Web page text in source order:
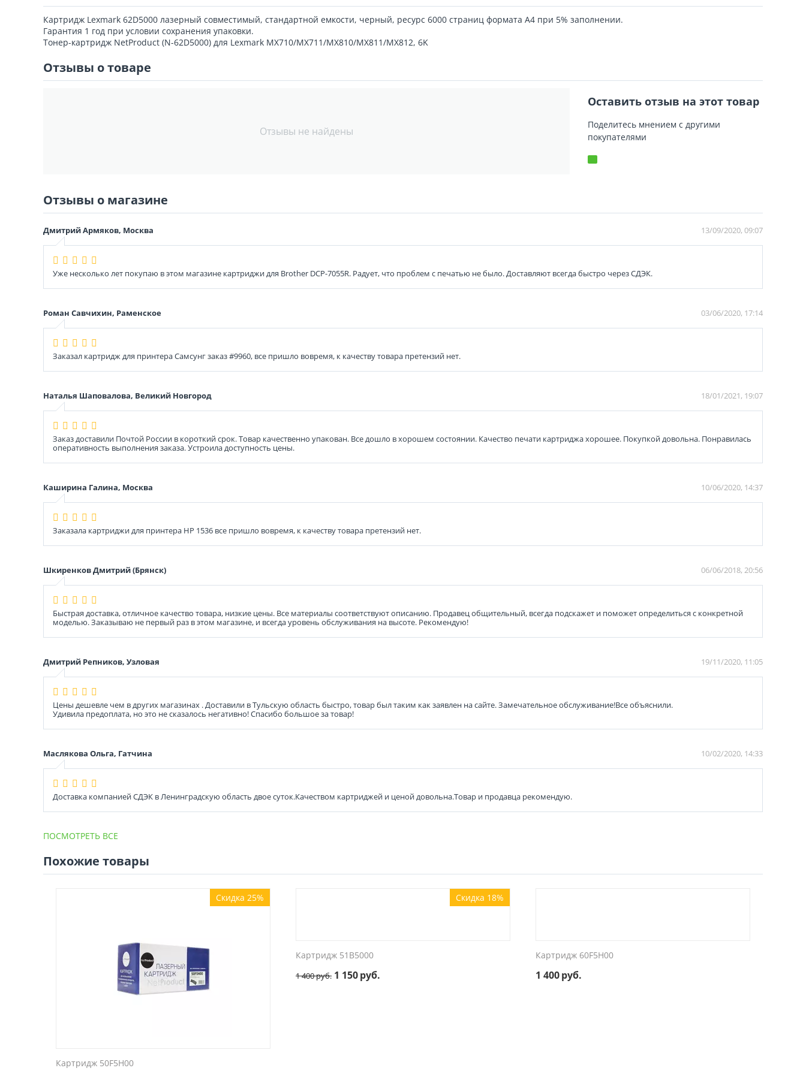
Картридж Lexmark 62D5000 лазерный совместимый, стандартной емкости, черный, ресурс 6000 страниц формата А4 при 5% заполнении.
Гарантия 1 год при условии сохранения упаковки.
Тонер-картридж NetProduct (N-62D5000) для Lexmark MX710/MX711/MX810/MX811/MX812, 6K
Отзывы о товаре
Отзывы не найдены
Оставить отзыв на этот товар
Поделитесь мнением с другими
покупателями
Отзывы о магазине
Дмитрий Армяков, Москва 13/09/2020, 09:07
Уже несколько лет покупаю в этом магазине картриджи для Brother DCP-7055R. Радует, что проблем с печатью не было. Доставляют всегда быстро через СДЭК.
Роман Савчихин, Раменское 03/06/2020, 17:14
Заказал картридж для принтера Самсунг заказ #9960, все пришло вовремя, к качеству товара претензий нет.
Наталья Шаповалова, Великий Новгород 18/01/2021, 19:07
Заказ доставили Почтой России в короткий срок. Товар качественно упакован. Все дошло в хорошем состоянии. Качество печати картриджа хорошее. Покупкой довольна. Понравилась
оперативность выполнения заказа. Устроила доступность цены.
Каширина Галина, Москва 10/06/2020, 14:37
Заказала картриджи для принтера HP 1536 все пришло вовремя, к качеству товара претензий нет.
Шкиренков Дмитрий (Брянск) 06/06/2018, 20:56
Быстрая доставка, отличное качество товара, низкие цены. Все материалы соответствуют описанию. Продавец общительный, всегда подскажет и поможет определиться с конкретной
моделью. Заказываю не первый раз в этом магазине, и всегда уровень обслуживания на высоте. Рекомендую!
Дмитрий Репников, Узловая 19/11/2020, 11:05
Цены дешевле чем в других магазинах . Доставили в Тульскую область быстро, товар был таким как заявлен на сайте. Замечательное обслуживание!Все объяснили.
Удивила предоплата, но это не сказалось негативно! Спасибо большое за товар!
Маслякова Ольга, Гатчина 10/02/2020, 14:33
Доставка компанией СДЭК в Ленинградскую область двое суток.Качеством картриджей и ценой довольна.Товар и продавца рекомендую.
ПОСМОТРЕТЬ ВСЕ
Похожие товары
Скидка 25%
Картридж 50F5H00
Скидка 18%
Картридж 51B5000
1 400руб. 1 150руб.
Картридж 60F5H00
1 400руб.